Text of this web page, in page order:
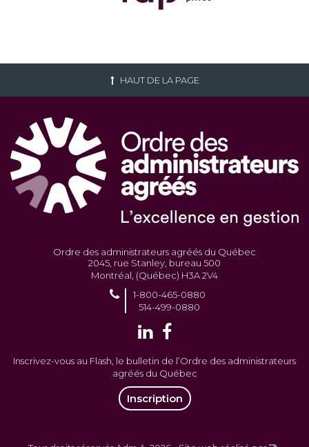
HAUT DE LA PAGE
Ordre des administrateurs agréés du Québec
2045, rue Stanley, bureau 500
Montréal, (Québec) H3A 2V4
1-800-465-0880
514-499-0880
Inscrivez-vous au Flash, le bulletin de l’Ordre des administrateurs
agréés du Québec
Inscription